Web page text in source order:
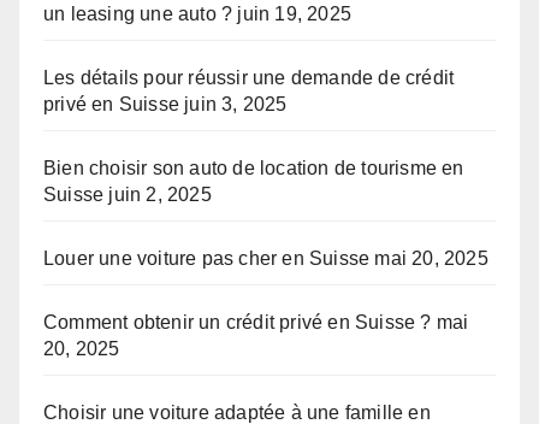
un leasing une auto ? juin 19, 2025
Les détails pour réussir une demande de crédit
privé en Suisse juin 3, 2025
Bien choisir son auto de location de tourisme en
Suisse juin 2, 2025
Louer une voiture pas cher en Suisse mai 20, 2025
Comment obtenir un crédit privé en Suisse ? mai
20, 2025
Choisir une voiture adaptée à une famille en